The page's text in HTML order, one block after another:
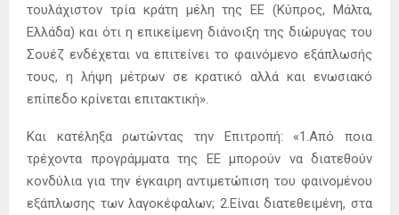
τουλάχιστον τρία κράτη μέλη της ΕΕ (Κύπρος, Μάλτα,
Ελλάδα) και ότι η επικείμενη διάνοιξη της διώρυγας του
Σουέζ ενδέχεται να επιτείνει το φαινόμενο εξάπλωσής
τους, η λήψη μέτρων σε κρατικό αλλά και ενωσιακό
επίπεδο κρίνεται επιτακτική».
Και κατέληξα ρωτώντας την Επιτροπή: «1.Από ποια
τρέχοντα προγράμματα της ΕΕ μπορούν να διατεθούν
κονδύλια για την έγκαιρη αντιμετώπιση του φαινομένου
εξάπλωσης των λαγοκέφαλων; 2.Είναι διατεθειμένη, στα